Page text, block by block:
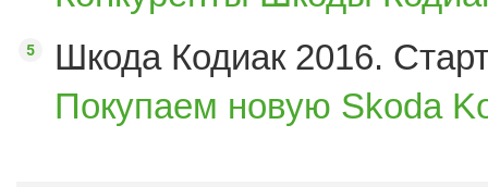
Шкода Кодиак 2016.
Покупаем новую Skoda